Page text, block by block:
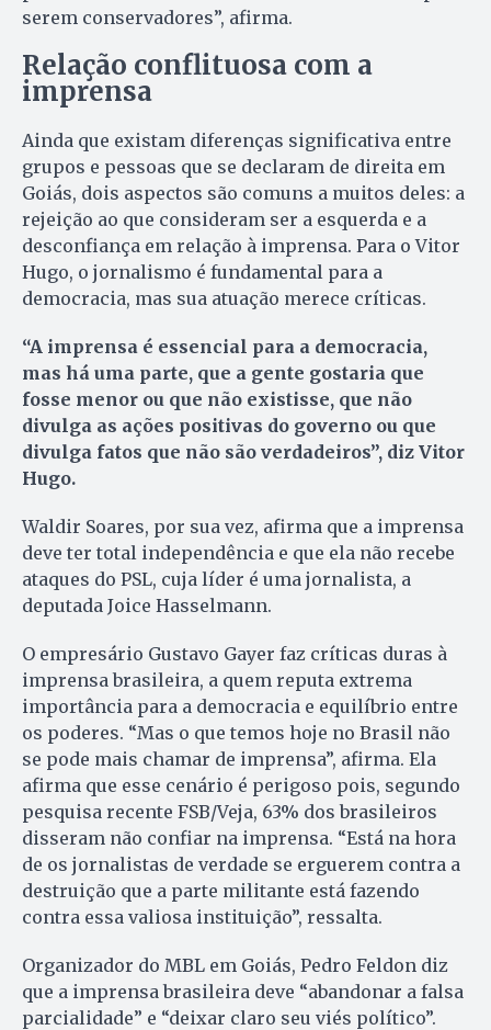
serem conservadores”, afirma.
Relação conflituosa com a
imprensa
Ainda que existam diferenças significativa entre
grupos e pessoas que se declaram de direita em
Goiás, dois aspectos são comuns a muitos deles: a
rejeição ao que consideram ser a esquerda e a
desconfiança em relação à imprensa. Para o Vitor
Hugo, o jornalismo é fundamental para a
democracia, mas sua atuação merece críticas.
“A imprensa é essencial para a democracia,
mas há uma parte, que a gente gostaria que
fosse menor ou que não existisse, que não
divulga as ações positivas do governo ou que
divulga fatos que não são verdadeiros”, diz Vitor
Hugo.
Waldir Soares, por sua vez, afirma que a imprensa
deve ter total independência e que ela não recebe
ataques do PSL, cuja líder é uma jornalista, a
deputada Joice Hasselmann.
O empresário Gustavo Gayer faz críticas duras à
imprensa brasileira, a quem reputa extrema
importância para a democracia e equilíbrio entre
os poderes. “Mas o que temos hoje no Brasil não
se pode mais chamar de imprensa”, afirma. Ela
afirma que esse cenário é perigoso pois, segundo
pesquisa recente FSB/Veja, 63% dos brasileiros
disseram não confiar na imprensa. “Está na hora
de os jornalistas de verdade se erguerem contra a
destruição que a parte militante está fazendo
contra essa valiosa instituição”, ressalta.
Organizador do MBL em Goiás, Pedro Feldon diz
que a imprensa brasileira deve “abandonar a falsa
parcialidade” e “deixar claro seu viés político”.